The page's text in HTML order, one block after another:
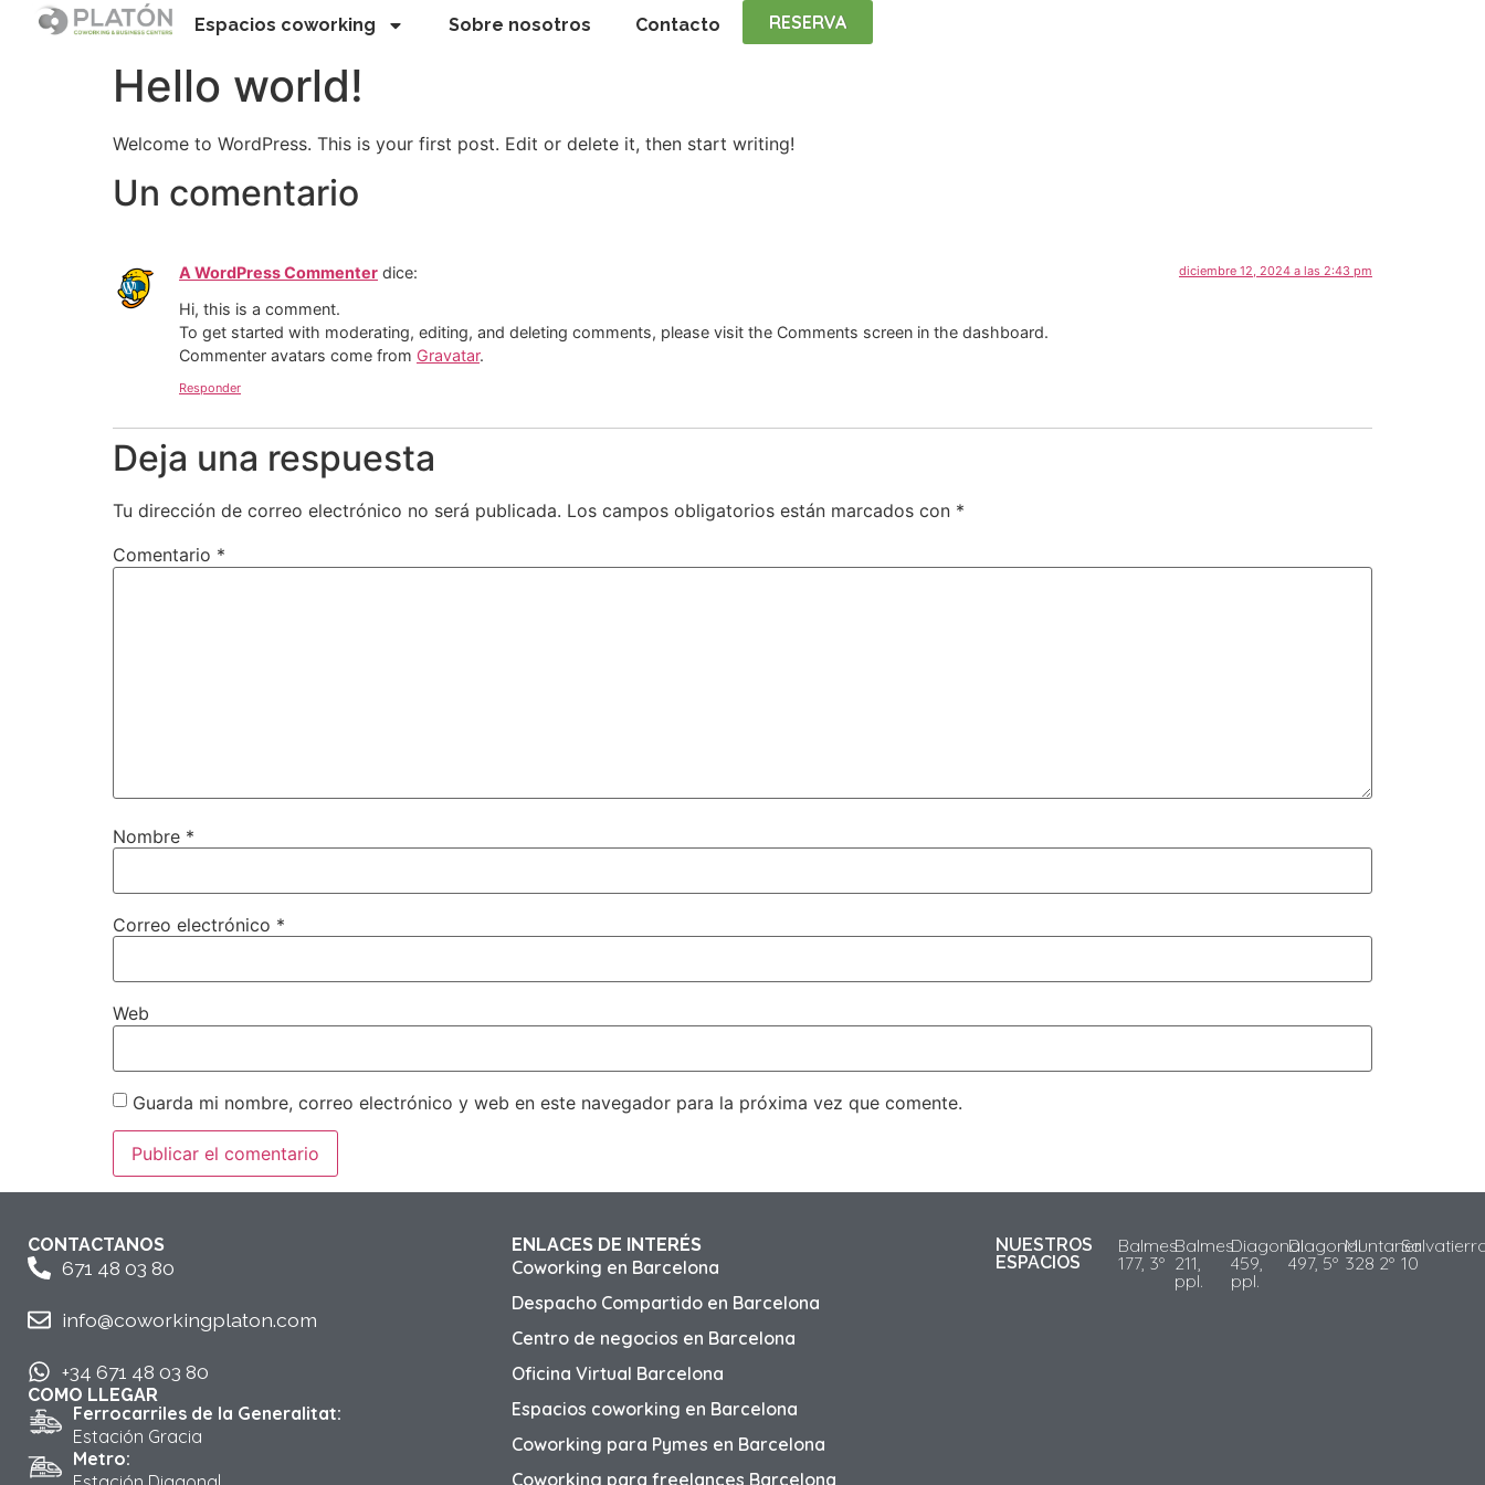
Espacios coworking Sobre nosotros Contacto RESERVA
Hello world!
Welcome to WordPress. This is your first post. Edit or delete it, then start writing!
Un comentario
A WordPress Commenter dice: diciembre 12, 2024 a las 2:43 pm
Hi, this is a comment.
To get started with moderating, editing, and deleting comments, please visit the Comments screen in the dashboard.
Commenter avatars come from Gravatar.
Responder
Deja una respuesta
Tu dirección de correo electrónico no será publicada. Los campos obligatorios están marcados con *
Comentario *
Nombre *
Correo electrónico *
Web
Guarda mi nombre, correo electrónico y web en este navegador para la próxima vez que comente.
CONTACTANOS
671 48 03 80
info@coworkingplaton.com
+34 671 48 03 80
COMO LLEGAR
Ferrocarriles de la Generalitat:
Estación Gracia
Metro:
ENLACES DE INTERÉS
Coworking en Barcelona
Despacho Compartido en Barcelona
Centro de negocios en Barcelona
Oficina Virtual Barcelona
Espacios coworking en Barcelona
Coworking para Pymes en Barcelona
Coworking para freelances Barcelona
NUESTROS
ESPACIOS
Balmes
177, 3º
Balmes
211,
ppl.
Diagonal
459,
ppl.
Diagonal
497, 5º
Muntaner
328 2º 10